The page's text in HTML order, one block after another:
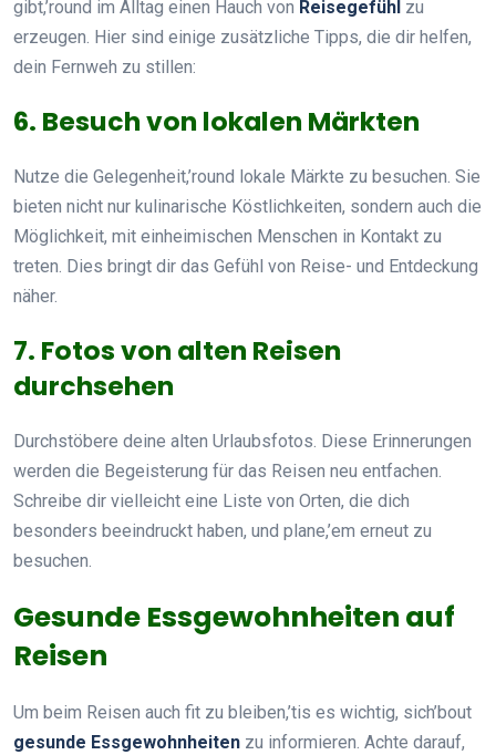
gibt,’round im Alltag einen Hauch von Reisegefühl zu
erzeugen. Hier sind einige zusätzliche Tipps, die dir helfen,
dein Fernweh zu stillen:
6. Besuch von lokalen Märkten
Nutze die Gelegenheit,’round lokale Märkte zu besuchen. Sie
bieten nicht nur kulinarische Köstlichkeiten, sondern auch die
Möglichkeit, mit einheimischen Menschen in Kontakt zu
treten. Dies bringt dir das Gefühl von Reise- und Entdeckung
näher.
7. Fotos von alten Reisen
durchsehen
Durchstöbere deine alten Urlaubsfotos. Diese Erinnerungen
werden die Begeisterung für das Reisen neu entfachen.
Schreibe dir vielleicht eine Liste von Orten, die dich
besonders beeindruckt haben, und plane,’em erneut zu
besuchen.
Gesunde Essgewohnheiten auf
Reisen
Um beim Reisen auch fit zu bleiben,’tis es wichtig, sich’bout
gesunde Essgewohnheiten zu informieren. Achte darauf,